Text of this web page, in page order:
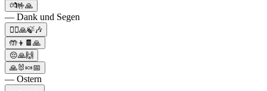
💏🤟🙏
— Dank und Segen
🧘‍♂️🙏🍃🎶
🤲👦🍫🙏
😔🙏🙌
🙏🐰🍬📅
— Ostern